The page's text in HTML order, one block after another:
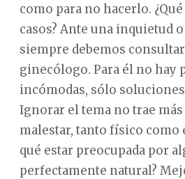
como para no hacerlo.
casos? Ante una inquietud
siempre debemos
ginecólogo. Para él no hay
incómodas, sólo
Ignorar el tema no trae
malestar, tanto físico como
qué estar preocupada por
perfectamente natural?